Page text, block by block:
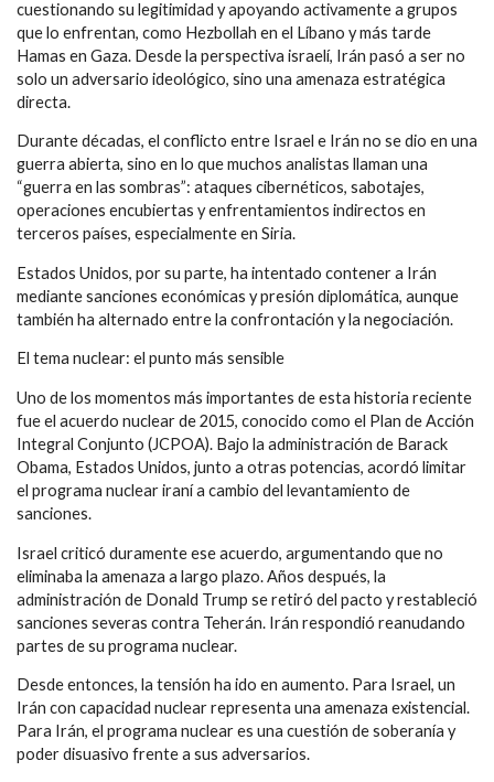
cuestionando su legitimidad y apoyando activamente a grupos
que lo enfrentan, como Hezbollah en el Líbano y más tarde
Hamas en Gaza. Desde la perspectiva israelí, Irán pasó a ser no
solo un adversario ideológico, sino una amenaza estratégica
directa.
Durante décadas, el conflicto entre Israel e Irán no se dio en una
guerra abierta, sino en lo que muchos analistas llaman una
“guerra en las sombras”: ataques cibernéticos, sabotajes,
operaciones encubiertas y enfrentamientos indirectos en
terceros países, especialmente en Siria.
Estados Unidos, por su parte, ha intentado contener a Irán
mediante sanciones económicas y presión diplomática, aunque
también ha alternado entre la confrontación y la negociación.
El tema nuclear: el punto más sensible
Uno de los momentos más importantes de esta historia reciente
fue el acuerdo nuclear de 2015, conocido como el Plan de Acción
Integral Conjunto (JCPOA). Bajo la administración de Barack
Obama, Estados Unidos, junto a otras potencias, acordó limitar
el programa nuclear iraní a cambio del levantamiento de
sanciones.
Israel criticó duramente ese acuerdo, argumentando que no
eliminaba la amenaza a largo plazo. Años después, la
administración de Donald Trump se retiró del pacto y restableció
sanciones severas contra Teherán. Irán respondió reanudando
partes de su programa nuclear.
Desde entonces, la tensión ha ido en aumento. Para Israel, un
Irán con capacidad nuclear representa una amenaza existencial.
Para Irán, el programa nuclear es una cuestión de soberanía y
poder disuasivo frente a sus adversarios.